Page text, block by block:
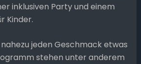
inklusiven Party und einem
Kinder.
jeden Geschmack etwas
stehen unter anderem